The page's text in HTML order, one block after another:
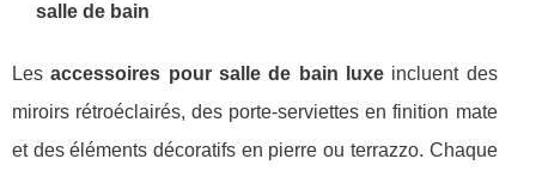
salle de bain
Lesaccessoires pour salle de bain luxeincluent des
miroirs rétroéclairés, des porte-serviettes en finition mate
et des éléments décoratifs en pierre ou terrazzo. Chaque